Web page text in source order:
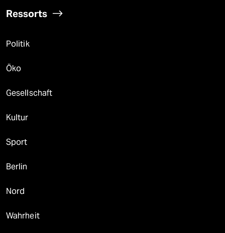
Ressorts
Politik
Öko
Gesellschaft
Kultur
Sport
Berlin
Nord
Wahrheit